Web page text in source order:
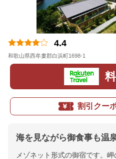
4.4
和歌山県西牟婁郡白浜町1698-1
割引クー
海を見ながら御食事も温
メゾネット形式の御宿です。